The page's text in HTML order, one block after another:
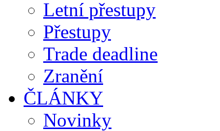
Letní přestupy
Přestupy
Trade deadline
Zranění
ČLÁNKY
Novinky